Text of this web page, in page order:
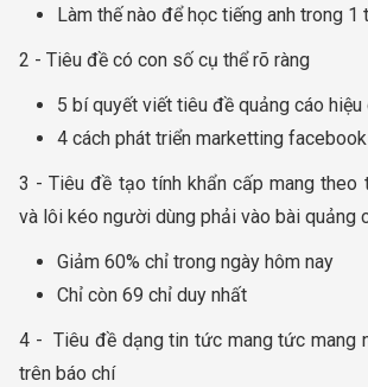
Làm thế nào để học tiếng anh trong 1
2 - Tiêu đề có con số cụ thể rõ ràng
5 bí quyết viết tiêu đề quảng cáo hiệu
4 cách phát triển marketting facebook
3 - Tiêu đề tạo tính khẩn cấp mang theo
và lôi kéo người dùng phải vào bài quảng
Giảm 60% chỉ trong ngày hôm nay
Chỉ còn 69 chỉ duy nhất
4 - Tiêu đề dạng tin tức mang tức mang
trên báo chí